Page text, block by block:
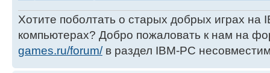
Хотите поболтать о старых добрых играх на
компьютерах? Добро пожаловать к нам на
games.ru/forum/в раздел IBM-PC